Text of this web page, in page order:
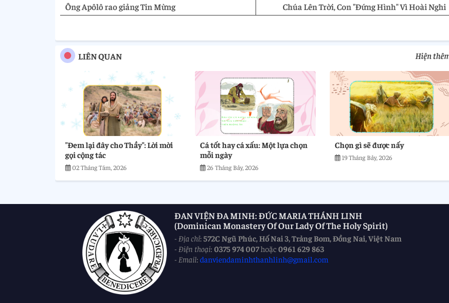
Chúa Lên Trời, Con "Đứng Hình" Vì Hoài Nghi
Ông Apôlô rao giảng Tin Mừng
LIÊN QUAN Hiện
"Đem lại đây cho Thầy": Lời mời
gọi cộng tác
02 Tháng Tám, 2026
Cá tốt hay cá xấu: Một lựa chọn
mỗi ngày
26 Tháng Bảy, 2026
Chọn gì sẽ được nấy
19 Tháng Bảy, 2026
ĐAN VIỆN ĐA MINH: ĐỨC MARIA THÁNH LINH
(Dominican Monastery Of Our Lady Of The Holy Spirit)
- Địa chỉ:572C Ngũ Phúc, Hố Nai 3, Trảng Bom, Đồng Nai, Việt Nam
- Điện thoại:0375 974 007hoặc0961 629 863
- Email:danviendaminhthanhlinh@gmail.com